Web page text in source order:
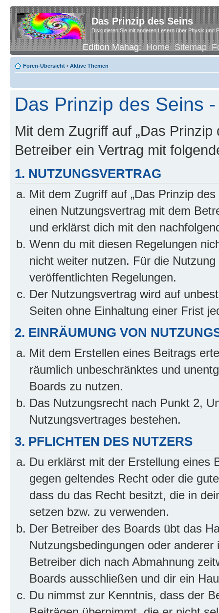
Das Prinzip des Seins
Diskutieren Sie mit anderen Lesern über Physik und
Edition Mahag:Home Sitemap
Foren-Übersicht • Aktive Themen
Das Prinzip des Seins
Mit dem Zugriff auf „Das
Betreiber ein Vertrag mit
1. NUTZUNGSVERTRAG
Mit dem Zugriff auf „Das Prinzip
einen Nutzungsvertrag mit dem
und erklärst dich mit den
Wenn du mit diesen Regelungen
nicht weiter nutzen. Für die
veröffentlichten Regelungen.
Der Nutzungsvertrag wird auf
Seiten ohne Einhaltung einer Frist
2. EINRÄUMUNG VON
Mit dem Erstellen eines Beitrags
räumlich unbeschränktes und
Boards zu nutzen.
Das Nutzungsrecht nach Punkt 2,
Nutzungsvertrages bestehen.
3. PFLICHTEN DES NUTZERS
Du erklärst mit der Erstellung eines
gegen geltendes Recht oder die
dass du das Recht besitzt, die in
setzen bzw. zu verwenden.
Der Betreiber des Boards übt das
Nutzungsbedingungen oder
Betreiber dich nach Abmahnung
Boards ausschließen und dir ein
Du nimmst zur Kenntnis, dass der